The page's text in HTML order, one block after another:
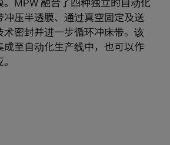
。MPW 融合了四种独立的自动化
冲压半透膜、通过真空固定及送
术密封并进一步循环冲床带。该
成至自动化生产线中，也可以作